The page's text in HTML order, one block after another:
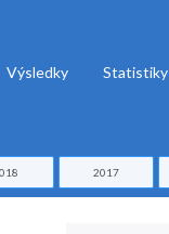
Výsledky Statistiky
2017